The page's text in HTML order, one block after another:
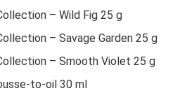
– Wild Fig 25 g
– Savage Garden 25 g
– Smooth Violet 25 g
to-oil 30 ml